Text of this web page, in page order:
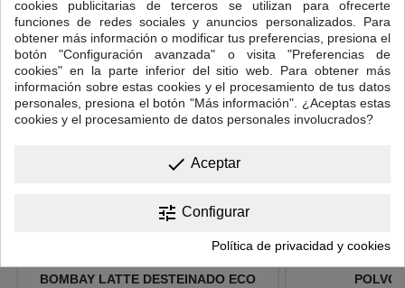
>
<
BOMBAY LATTE DESTEINADO ECO POLVO
cookies publicitarias de terceros se utilizan para ofrecerte
funciones de redes sociales y anuncios personalizados. Para
obtener más información o modificar tus preferencias, presiona el
botón "Configuración avanzada" o visita "Preferencias de
cookies" en la parte inferior del sitio web. Para obtener más
información sobre estas cookies y el procesamiento de tus datos
personales, presiona el botón "Más información". ¿Aceptas estas
cookies y el procesamiento de datos personales involucrados?
done Aceptar
tune Configurar
Política de privacidad y cookies